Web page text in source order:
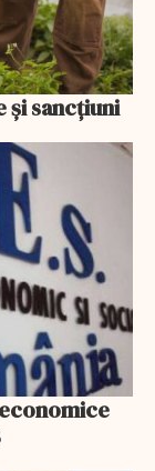
și sancțiuni